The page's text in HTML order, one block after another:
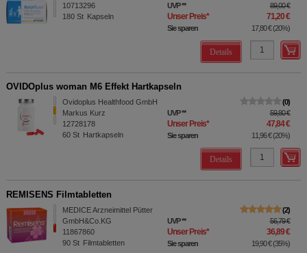
10713296
180 St Kapseln
UVP** 89,00 €
Unser Preis* 71,20 €
Sie sparen 17,80 €(20%)
Details
OVIDOplus woman M6 Effekt Hartkapseln
Ovidoplus Healthfood GmbH
Markus Kurz
12728178
60 St Hartkapseln
0
UVP** 59,80 €
Unser Preis* 47,84 €
Sie sparen 11,96 €(20%)
Details
REMISENS Filmtabletten
MEDICE Arzneimittel Pütter
GmbH&Co.KG
11867860
90 St Filmtabletten
2
UVP** 56,79 €
Unser Preis* 36,89 €
Sie sparen 19,90 €(35%)